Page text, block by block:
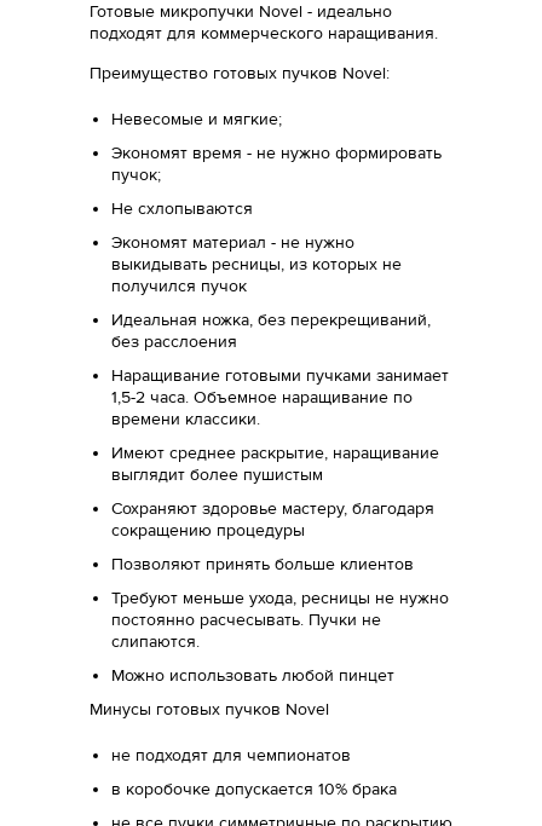
Готовые микропучки Novel - идеально
подходят для коммерческого наращивания.
Преимущество готовых пучков Novel:
Невесомые и мягкие;
Экономят время - не нужно формировать
пучок;
Не схлопываются
Экономят материал - не нужно
выкидывать ресницы, из которых не
получился пучок
Идеальная ножка, без перекрещиваний,
без расслоения
Наращивание готовыми пучками занимает
1,5-2 часа. Объемное наращивание по
времени классики.
Имеют среднее раскрытие, наращивание
выглядит более пушистым
Сохраняют здоровье мастеру, благодаря
сокращению процедуры
Позволяют принять больше клиентов
Требуют меньше ухода, ресницы не нужно
постоянно расчесывать. Пучки не
слипаются.
Можно использовать любой пинцет
Минусы готовых пучков Novel
не подходят для чемпионатов
в коробочке допускается 10% брака